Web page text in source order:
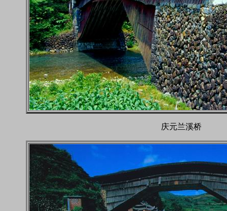
庆元兰溪桥